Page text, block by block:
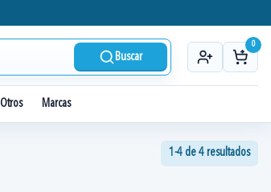
Buscar
0
Otros Marcas
1-4 de 4 resultados